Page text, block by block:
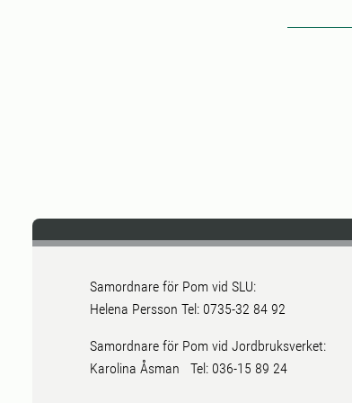
Samordnare för Pom vid SLU:
Helena Persson Tel: 0735-32 84 92
Samordnare för Pom vid Jordbruksverket:
Karolina Åsman Tel: 036-15 89 24